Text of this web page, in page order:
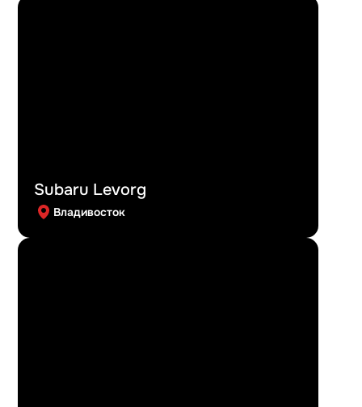
Subaru Levorg
Владивосток